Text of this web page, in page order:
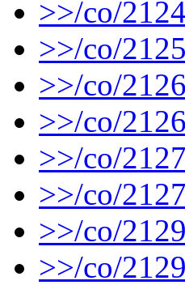
>>/co/
>>/co/
>>/co/
>>/co/
>>/co/
>>/co/
>>/co/
>>/co/